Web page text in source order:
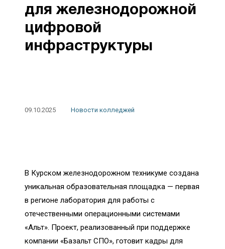
для железнодорожной
цифровой
инфраструктуры
09.10.2025 Новости колледжей
В Курском железнодорожном техникуме создана
уникальная образовательная площадка — первая
в регионе лаборатория для работы с
отечественными операционными системами
«Альт». Проект, реализованный при поддержке
компании «Базальт СПО», готовит кадры для